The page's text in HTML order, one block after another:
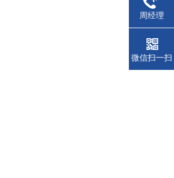
周经理
微信扫一扫